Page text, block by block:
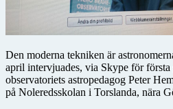
Den moderna tekniken är
april intervjuades, via Skype för
observatoriets astropedagog Peter
på Noleredsskolan i Torslanda, nära